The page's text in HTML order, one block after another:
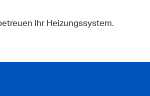
Ihr Heizungssystem.